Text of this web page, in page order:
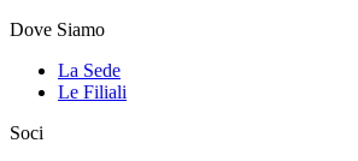
Dove Siamo
La Sede
Le Filiali
Soci